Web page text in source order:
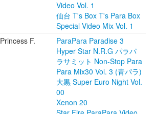
Video Vol. 1
仙台 T's Box T's Para Box
Special Video Mix Vol. 1
Princess F.
ParaPara Paradise 3
Hyper Star N.R.G パラパ
ラサミット Non-Stop Para
Para Mix30 Vol. 3 (青パラ)
大黒 Super Euro Night Vol.
00
Xenon 20